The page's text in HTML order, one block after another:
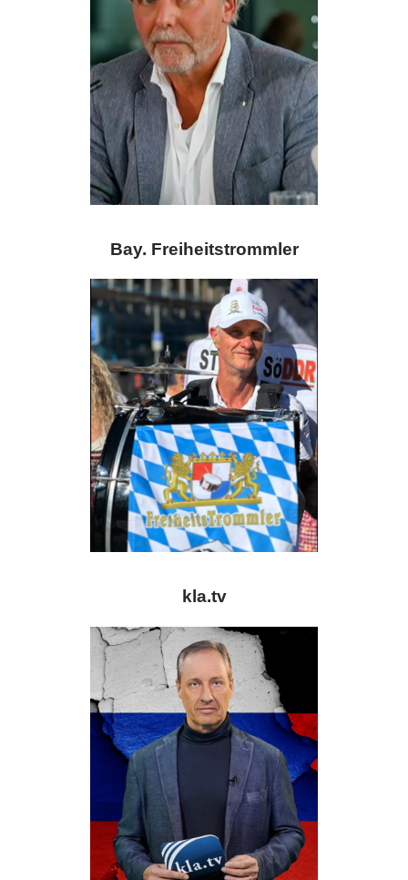
Bay. Freiheitstrommler
kla.tv